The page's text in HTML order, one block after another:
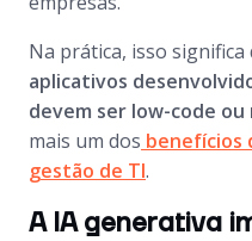
Na prática, isso significa
aplicativos
devem ser low-code ou
mais um dos benefícios
gestão de TI.
A IA generativa